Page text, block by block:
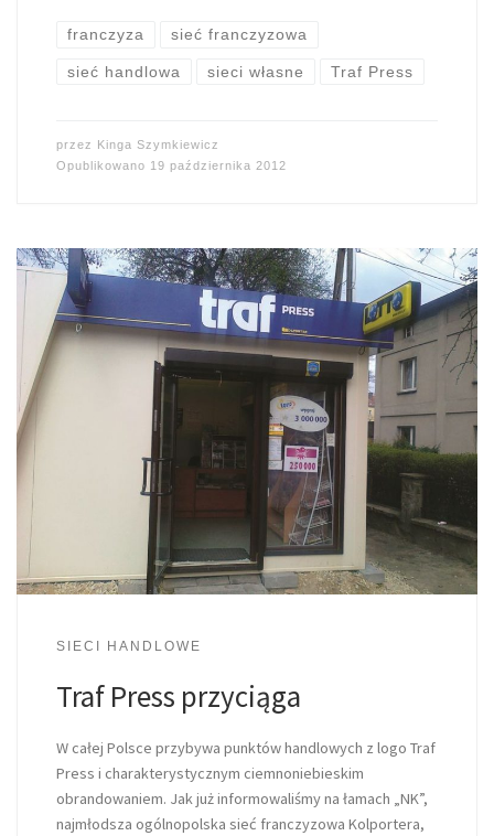
franczyza sieć franczyzowa
sieć handlowa sieci własne Traf Press
przez Kinga Szymkiewicz
Opublikowano 19 października 2012
SIECI HANDLOWE
Traf Press przyciąga
W całej Polsce przybywa punktów handlowych z logo Traf
Press i charakterystycznym ciemnoniebieskim
obrandowaniem. Jak już informowaliśmy na łamach „NK”,
najmłodsza ogólnopolska sieć franczyzowa Kolportera,